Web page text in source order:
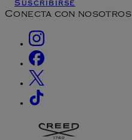
Suscribirse
Conecta con nosotros